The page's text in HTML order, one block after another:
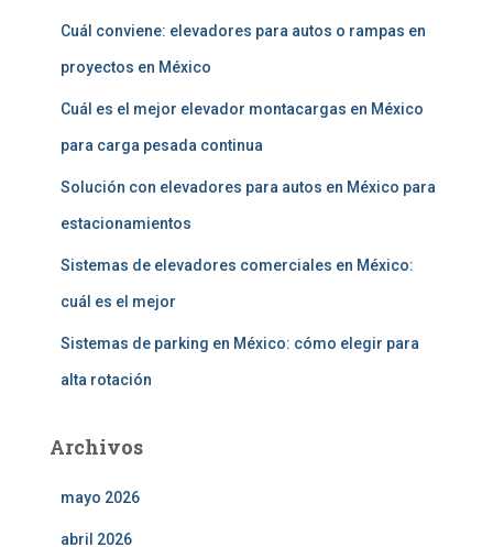
Cuál conviene: elevadores para autos o rampas en
proyectos en México
Cuál es el mejor elevador montacargas en México
para carga pesada continua
Solución con elevadores para autos en México para
estacionamientos
Sistemas de elevadores comerciales en México:
cuál es el mejor
Sistemas de parking en México: cómo elegir para
alta rotación
Archivos
mayo 2026
abril 2026